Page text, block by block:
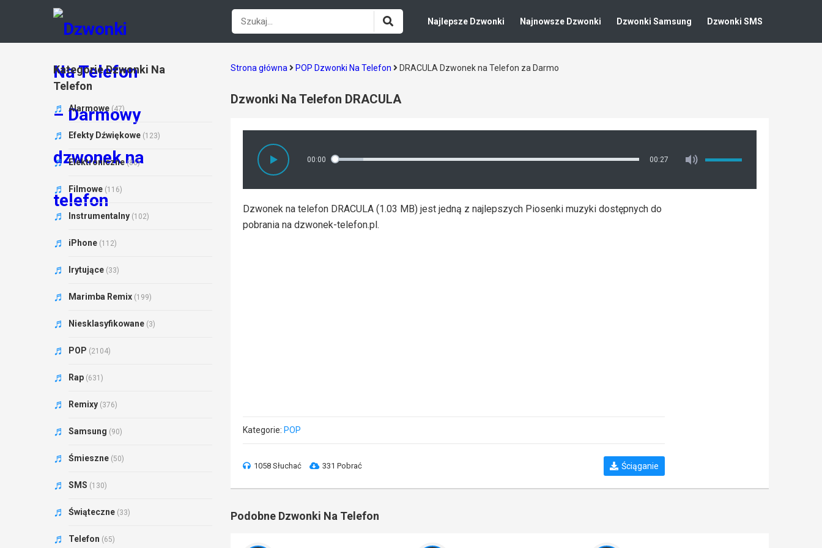
Najlepsze Dzwonki Najnowsze Dzwonki Dzwonki Samsung Dzwonki SMS
Strona główna POP Dzwonki Na Telefon DRACULA Dzwonek na Telefon za Darmo
Dzwonki Na Telefon DRACULA
00:00 00:27
Dzwonek na telefon DRACULA (1.03 MB) jest jedną z najlepszych Piosenki muzyki dostępnych do
pobrania na dzwonek-telefon.pl.
Kategorie: POP
1058 Słuchać 331 Pobrać Ściąganie
Podobne Dzwonki Na Telefon
Kategorie Dzwonki Na
Telefon
Alarmowe (47)
Efekty Dźwiękowe (123)
Elektroniczne (86)
Filmowe (116)
Instrumentalny (102)
iPhone (112)
Irytujące (33)
Marimba Remix (199)
Niesklasyfikowane (3)
POP (2104)
Rap (631)
Remixy (376)
Samsung (90)
Śmieszne (50)
SMS (130)
Świąteczne (33)
Telefon (65)